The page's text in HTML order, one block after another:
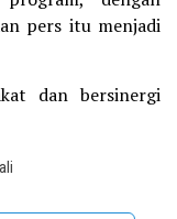
pers itu menjadi
dan bersinergi